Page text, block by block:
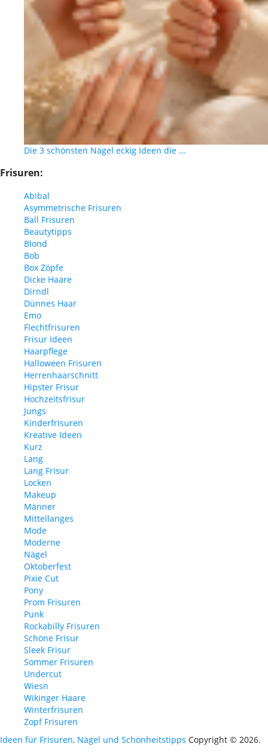
Die 3 schönsten Nägel eckig Ideen die …
Frisuren:
Abibal
Asymmetrische Frisuren
Ball Frisuren
Beautytipps
Blond
Bob
Box Zöpfe
Dicke Haare
Dirndl
Dünnes Haar
Emo
Flechtfrisuren
Frisur Ideen
Haarpflege
Halloween Frisuren
Herrenhaarschnitt
Hipster Frisur
Hochzeitsfrisur
Jungs
Kinderfrisuren
Kreative Ideen
Kurz
Lang
Lang Frisur
Locken
Makeup
Männer
Mittellanges
Mode
Moderne
Nägel
Oktoberfest
Pixie Cut
Pony
Prom Frisuren
Punk
Rockabilly Frisuren
Schöne Frisur
Sleek Frisur
Sommer Frisuren
Undercut
Wiesn
Wikinger Haare
Winterfrisuren
Zopf Frisuren
Ideen für Frisuren, Nägel und Schönheitstipps Copyright © 2026.